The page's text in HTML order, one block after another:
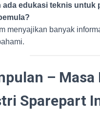
ada edukasi teknis untuk
menyajikan banyak
– Masa
Sparepart